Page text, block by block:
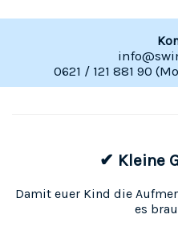
0621 / 121 881 90
✔ Kleine
Damit euer Kind die
es